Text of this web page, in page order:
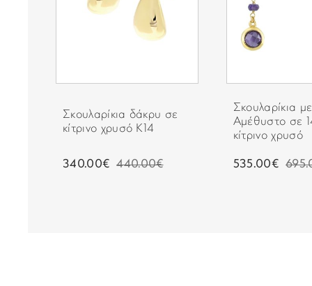
Σκουλαρίκια δάκρυ σε
κίτρινο χρυσό Κ14
340.00€ 440.00€
Σκουλαρίκια με
Αμέθυστο σε
κίτρινο χρυσό
535.00€